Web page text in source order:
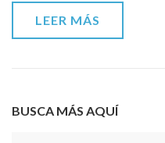
LEER MÁS
BUSCA MÁS AQUÍ